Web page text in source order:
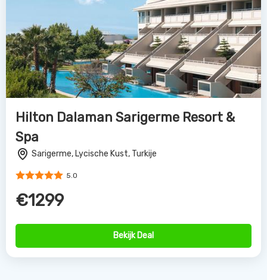
Hilton Dalaman Sarigerme Resort &
Spa
Sarigerme, Lycische Kust, Turkije
5.0
€1299
Bekijk Deal